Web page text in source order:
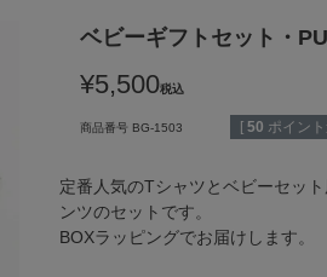
ベビーギフトセット・
¥5,500税込
商品番号 BG-1503 [ 50 ポイン
定番人気のTシャツとベビーセッ
ンツのセットです。
BOXラッピングでお届けします。